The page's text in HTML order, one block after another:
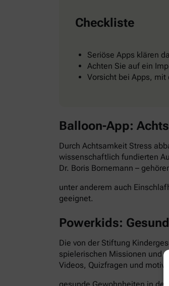
Checkliste
Seriöse Apps klären
Achten Sie auf ein
Vorsicht bei Apps, mit
Balloon-App:
Durch Achtsamkeit Stress
wissenschaftlich fundierten
Dr. Boris Bornemann –
unter anderem auch
geeignet.
Powerkids:
Die von der Stiftung
spielerischen Missionen und
Videos, Quizfragen und
gesunde Gewohnheiten in